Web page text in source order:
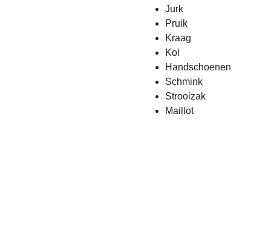
Jurk
Pruik
Kraag
Kol
Handschoenen
Schmink
Strooizak
Maillot